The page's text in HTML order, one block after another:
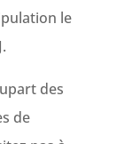
le
des
de